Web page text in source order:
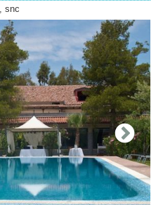
snc